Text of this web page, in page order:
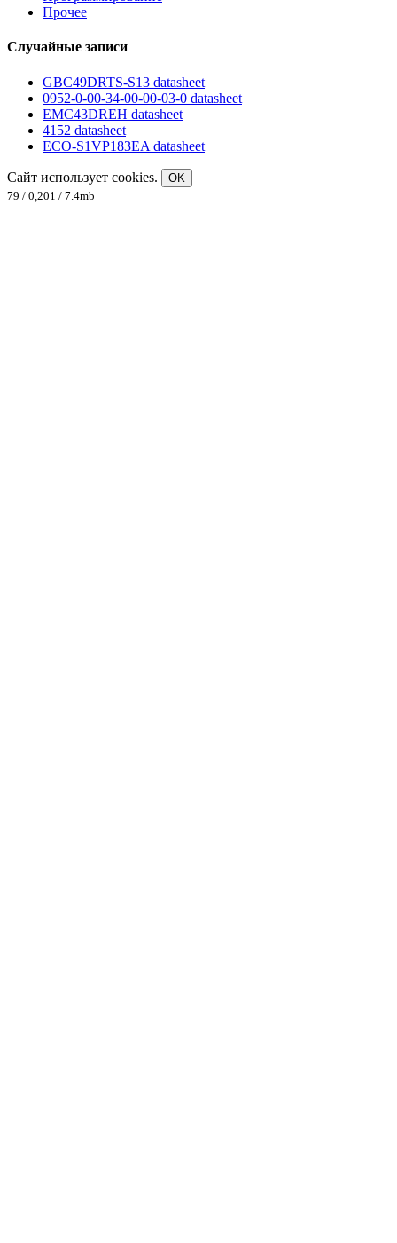
Прочее
Случайные записи
GBC49DRTS-S13 datasheet
0952-0-00-34-00-00-03-0 datasheet
EMC43DREH datasheet
4152 datasheet
ECO-S1VP183EA datasheet
Сайт использует cookies.
OK
79 / 0,201 / 7.4mb